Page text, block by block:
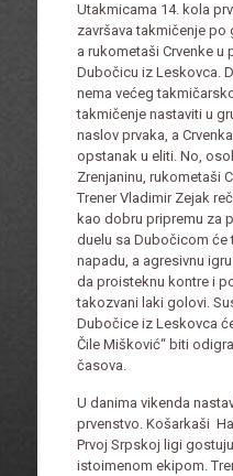
Utakmicama 14. kola
završava takmičenje po
a rukometaši Crvenke
Dubočicu iz Leskovca.
nema većeg
takmičenje nastaviti u
naslov prvaka, a
opstanak u eliti. No,
Zrenjaninu, rukometaši
Trener Vladimir Zejak
kao dobru pripremu za
duelu sa Dubočicom
napadu, a agresivnu
da proisteknu kontre i
takozvani laki golovi.
Dubočice iz Leskovca
Čile Mišković“ biti
časova.
U danima vikenda
prvenstvo. Košarkaši
Prvoj Srpskoj ligi
istoimenom ekipom.